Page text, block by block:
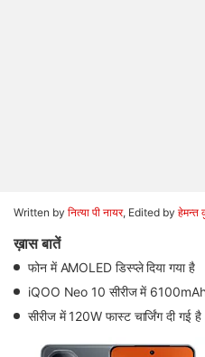
Written by नित्या पी नायर, Edited by हेमन्त
ख़ास बातें
फोन में AMOLED डिस्प्ले दिया गया है
iQOO Neo 10 सीरीज में 6100mAh
सीरीज में 120W फास्ट चार्जिंग दी गई है